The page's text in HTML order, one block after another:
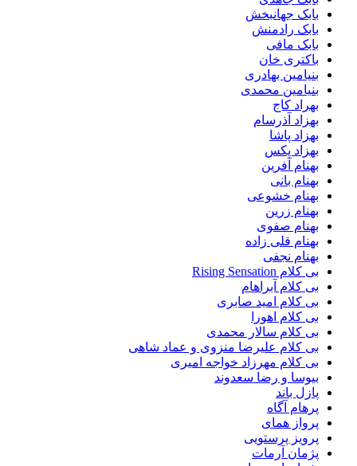
بابک جهانبخش
بابک رادمنش
بابک مافی
باکتری خان
بنیامین بهادری
بنیامین محمدی
بهراد کاج
بهزاد آذرسام
بهزاد پاشا
بهزاد پکس
بهنام آفرین
بهنام بانی
بهنام خشوعی
بهنام زرین
بهنام صفوی
بهنام قلی زاده
بهنام نجفی
بی کلام Rising Sensation
بی کلام آبراهام
بی کلام امید صابری
بی کلام اهورا
بی کلام سالار محمدی
بی کلام علیرضا منزوی و عماد شاهی
بی کلام مهرزاد خواجه امیری
بیوسا و رضا سعدوند
پازل باند
پرهام آگاه
پرواز همای
پرویز پرستویی
پژمان آرمات